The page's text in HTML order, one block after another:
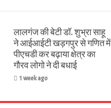
लालगंज की बेटी डॉ. शुभ्रा साहू
ने आईआईटी खड़गपुर से गणित में
पीएचडी कर बढ़ाया क्षेत्र का
गौरव लोगो ने दी बधाई
1 week ago